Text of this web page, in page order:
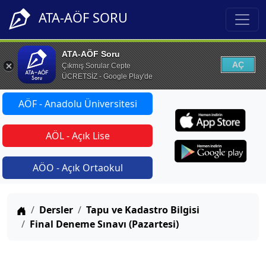
ATA-AÖF SORU
ATA-AÖF Soru
Çıkmış Sorular Cepte
ÜCRETSİZ - Google Play'de
AÇ
AÖF - Anadolu Üniversitesi
AÖL - Açık Lise
AÖO - Açık Ortaokul
Anasayfa
Dersler
Tapu ve Kadastro Bilgisi
Final Deneme Sınavı (Pazartesi)